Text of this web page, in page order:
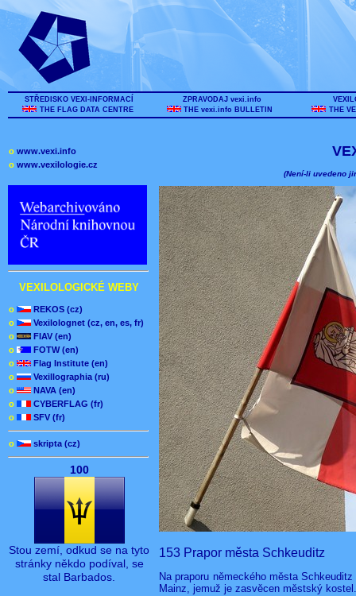
STŘEDISKO VEXI-INFORMACÍ
THE FLAG DATA CENTRE
ZPRAVODAJ vexi.info
THE vexi.info BULLETIN
THE
o www.vexi.info
o www.vexilologie.cz
VEXILOLOGICKÉ WEBY
o
REKOS (cz)
o
Vexilolognet (cz, en, es, fr)
o
FIAV (en)
o
FOTW (en)
o
Flag Institute (en)
o
Vexillographia (ru)
o
NAVA (en)
o
CYBERFLAG (fr)
o
SFV (fr)
o skripta (cz)
100
Stou zemí, odkud se na tyto
stránky někdo podíval, se
stal Barbados.
(Není-li uvedeno
153 Prapor města Schkeuditz
Na praporu německého města
Mainz, jemuž je zasvěcen městský